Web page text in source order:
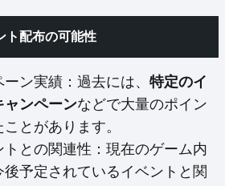
ト配布の可能性
ン実績：過去には、 特定のイ
ャンペーンなどで大量のポイン
とがあります。
との関連性：現在のゲーム内
後予定されているイベントと関